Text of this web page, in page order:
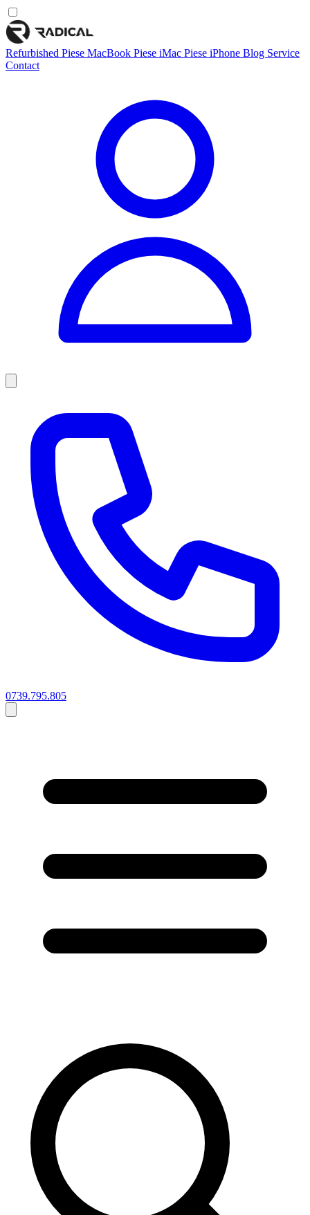
Refurbished Piese MacBook Piese iMac Piese iPhone Blog Service
Contact
0739.795.805